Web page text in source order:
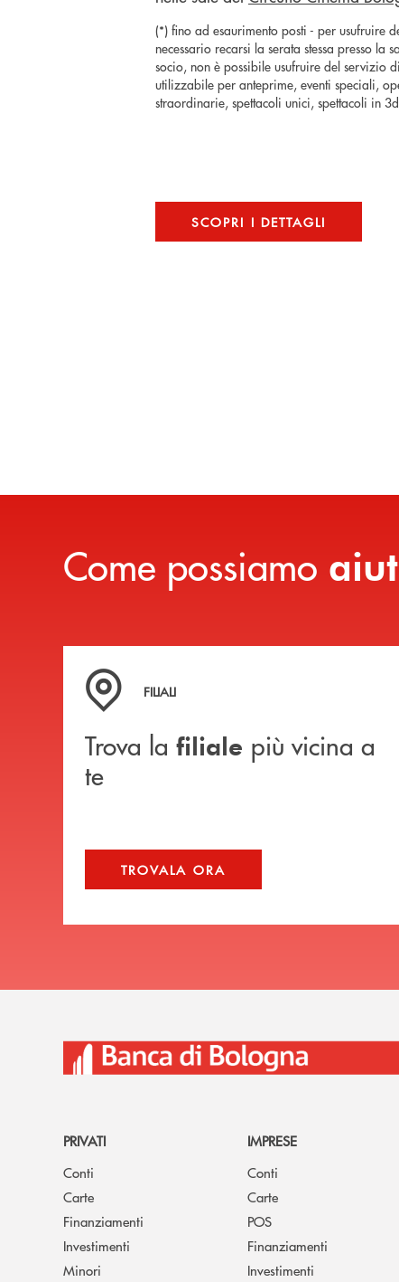
(*) fino ad esaurimento posti - per usufruire
necessario recarsi la serata stessa presso la
socio, non è possibile usufruire del servizio
utilizzabile per anteprime, eventi speciali,
straordinarie, spettacoli unici, spettacoli in
SCOPRI I DETTAGLI
Come possiamo
Trova la filiale più vicina a te
FILIALI
Trova la filiale più vicina a
te
TROVALA ORA
PRIVATI
Conti
Carte
Finanziamenti
Investimenti
Minori
IMPRESE
Conti
Carte
POS
Finanziamenti
Investimenti